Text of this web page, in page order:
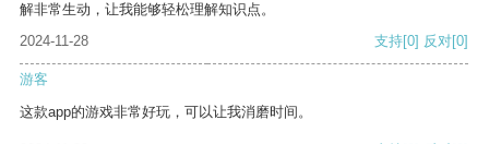
解非常生动，让我能够轻松理解知识点。
2024-11-28
支持[0] 反对[0]
游客
这款app的游戏非常好玩，可以让我消磨时间。